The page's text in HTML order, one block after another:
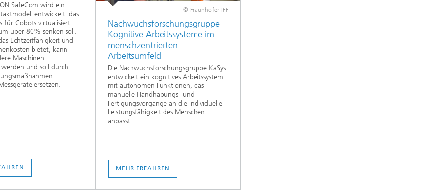
SafeCom wird ein
entwickelt, das
für Cobots virtualisiert
über 80% senken soll.
Echtzeitfähigkeit und
bietet, kann
Maschinen
und soll durch
ersetzen.
© Fraunhofer IFF
Nachwuchsforschungsgruppe
Kognitive Arbeitssysteme im
menschzentrierten
Arbeitsumfeld
Die Nachwuchsforschungsgruppe KaSys
entwickelt ein kognitives Arbeitssystem
mit autonomen Funktionen, das
manuelle Handhabungs- und
Fertigungsvorgänge an die individuelle
Leistungsfähigkeit des Menschen
anpasst.
MEHR ERFAHREN